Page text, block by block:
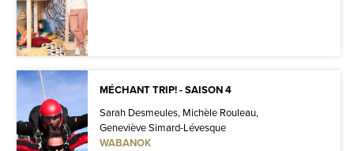
MÉCHANT TRIP! - SAISON 4
Sarah Desmeules, Michèle Rouleau,
Geneviève Simard-Lévesque
WABANOK